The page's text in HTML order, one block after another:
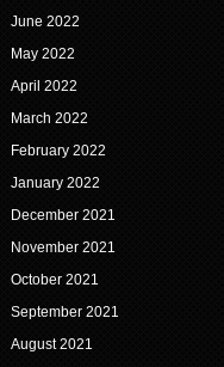
June 2022
May 2022
April 2022
March 2022
February 2022
January 2022
December 2021
November 2021
October 2021
September 2021
August 2021